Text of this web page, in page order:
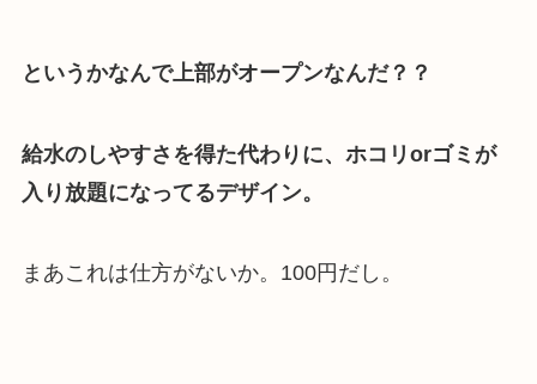
というかなんで上部がオープンなんだ？？
給水のしやすさを得た代わりに、ホコリorゴミが
入り放題になってるデザイン。
まあこれは仕方がないか。100円だし。